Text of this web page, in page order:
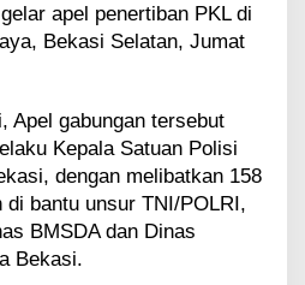
apel penertiban PKL di
Bekasi Selatan, Jumat
Apel gabungan tersebut
Kepala Satuan Polisi
dengan melibatkan 158
di bantu unsur TNI/POLRI,
BMSDA dan Dinas
Bekasi.